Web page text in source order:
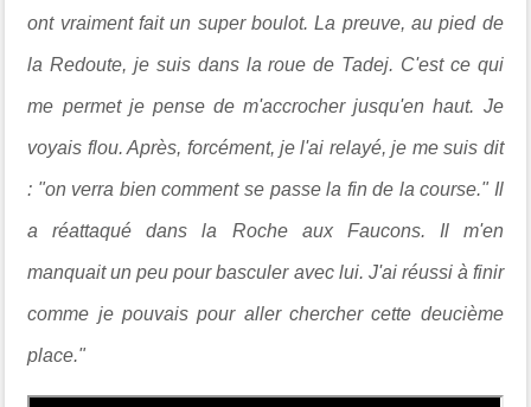
ont vraiment fait un super boulot. La preuve, au pied de
la Redoute, je suis dans la roue de Tadej. C'est ce qui
me permet je pense de m'accrocher jusqu'en haut. Je
voyais flou. Après, forcément, je l'ai relayé, je me suis dit
: "on verra bien comment se passe la fin de la course." Il
a réattaqué dans la Roche aux Faucons. Il m'en
manquait un peu pour basculer avec lui. J'ai réussi à finir
comme je pouvais pour aller chercher cette deucième
place."